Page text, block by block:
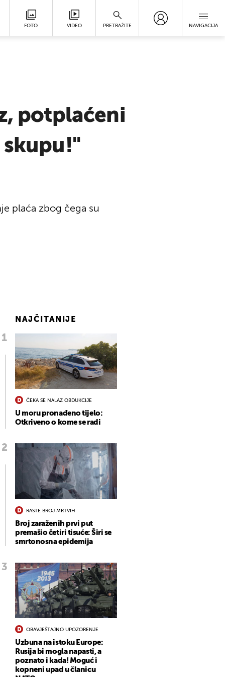
FOTO VIDEO PRETRAŽITE NAVIGACIJA
potplaćeni
skupu!"
plaća zbog čega su
NAJČITANIJE
ČEKA SE NALAZ OBDUKCIJE
U moru pronađeno tijelo:
Otkriveno o kome se radi
RASTE BROJ MRTVIH
Broj zaraženih prvi put
premašio četiri tisuće: Širi se
smrtonosna epidemija
OBAVJEŠTAJNO UPOZORENJE
Uzbuna na istoku Europe:
Rusija bi mogla napasti, a
poznato i kada! Moguć i
kopneni upad u članicu